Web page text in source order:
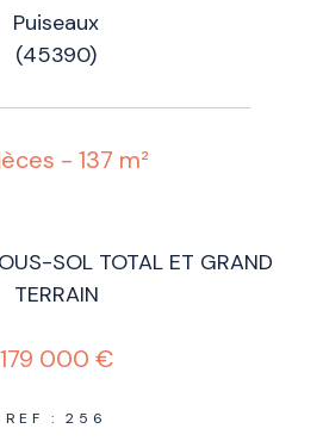
Puiseaux
(45390)
- 137 m²
SOL TOTAL ET GRAND
TERRAIN
179 000 €
REF : 256